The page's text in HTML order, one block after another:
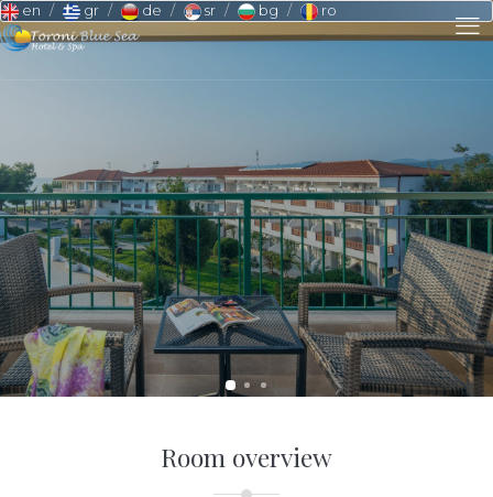
en gr de sr bg ro
Room overview